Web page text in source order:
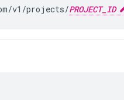
v1/projects/
PROJECT_ID